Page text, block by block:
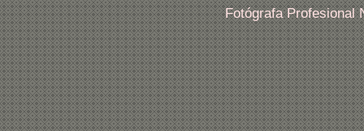
Fotógrafa Profesional